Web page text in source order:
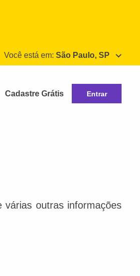
Você está em: São Paulo, SP
Cadastre Grátis Entrar
várias outras informações